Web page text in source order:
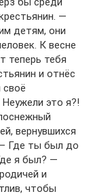
—
детям, они
К весне
теперь тебя
и отнёс
своё
это я?!
вернувшихся
Где ты был до
я был? —
и
чтобы